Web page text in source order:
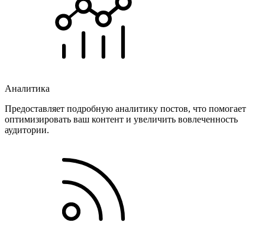
Аналитика
Предоставляет подробную аналитику постов, что помогает
оптимизировать ваш контент и увеличить вовлеченность
аудитории.